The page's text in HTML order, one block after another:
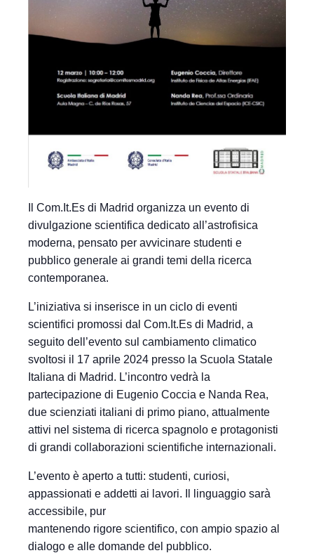
Il Com.It.Es di Madrid organizza un evento di
divulgazione scientifica dedicato all’astrofisica
moderna, pensato per avvicinare studenti e
pubblico generale ai grandi temi della ricerca
contemporanea.
L’iniziativa si inserisce in un ciclo di eventi
scientifici promossi dal Com.It.Es di Madrid, a
seguito dell’evento sul cambiamento climatico
svoltosi il 17 aprile 2024 presso la Scuola Statale
Italiana di Madrid. L’incontro vedrà la
partecipazione di Eugenio Coccia e Nanda Rea,
due scienziati italiani di primo piano, attualmente
attivi nel sistema di ricerca spagnolo e protagonisti
di grandi collaborazioni scientifiche internazionali.
L’evento è aperto a tutti: studenti, curiosi,
appassionati e addetti ai lavori. Il linguaggio sarà
accessibile, pur
mantenendo rigore scientifico, con ampio spazio al
dialogo e alle domande del pubblico.